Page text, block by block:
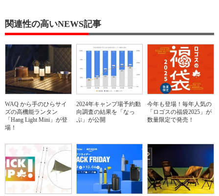
関連性の高いNEWS記事
WAQ から手のひらサイ
ズの高機能ランタン
「Hang Light Mini」が登
場！
2024年キャンプ場予約動
向調査の結果を「なっ
ぷ」が公開
今年も登場！毎年人気の
「ロゴスの福袋2025」が
数量限定で発売！